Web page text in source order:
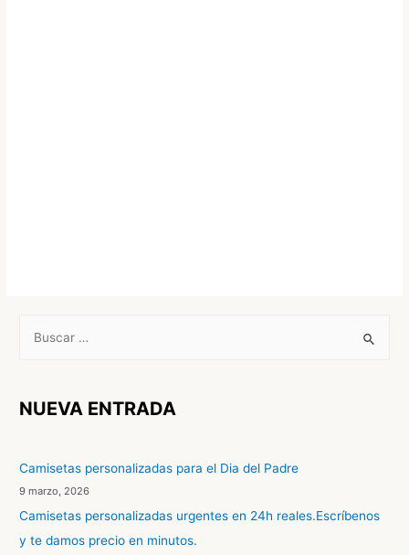
c
p
o
r
:
NUEVA ENTRADA
Camisetas personalizadas para el Dia del Padre
9 marzo, 2026
Camisetas personalizadas urgentes en 24h reales.Escríbenos
y te damos precio en minutos.